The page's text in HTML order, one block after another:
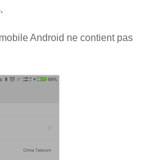
Android ne contient pas